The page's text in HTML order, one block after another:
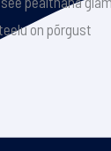
on põrgust